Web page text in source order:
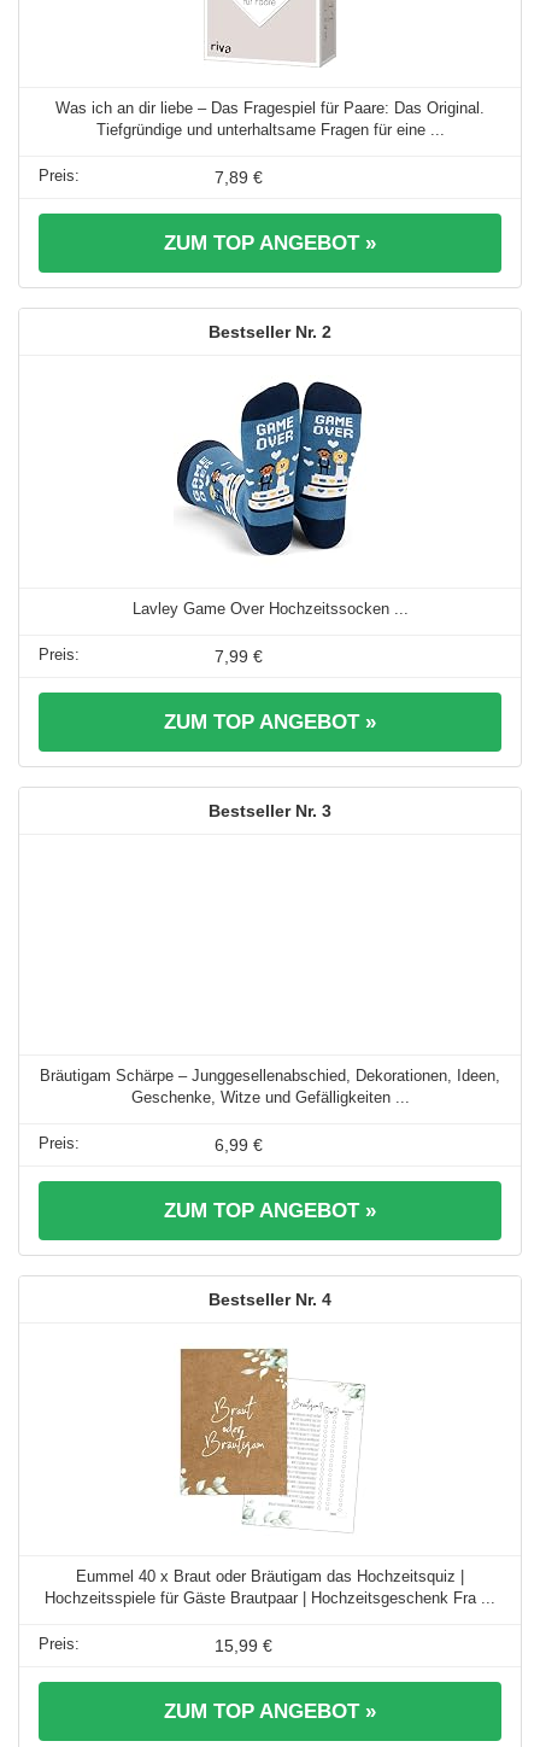
Was ich an dir liebe – Das Fragespiel für Paare: Das Original.
Tiefgründige und unterhaltsame Fragen für eine ...
7,89 €
ZUM TOP ANGEBOT »
2
Lavley Game Over Hochzeitssocken ...
7,99 €
ZUM TOP ANGEBOT »
3
Bräutigam Schärpe – Junggesellenabschied, Dekorationen, Ideen,
Geschenke, Witze und Gefälligkeiten ...
6,99 €
ZUM TOP ANGEBOT »
4
Eummel 40 x Braut oder Bräutigam das Hochzeitsquiz |
Hochzeitsspiele für Gäste Brautpaar | Hochzeitsgeschenk Fra ...
15,99 €
ZUM TOP ANGEBOT »